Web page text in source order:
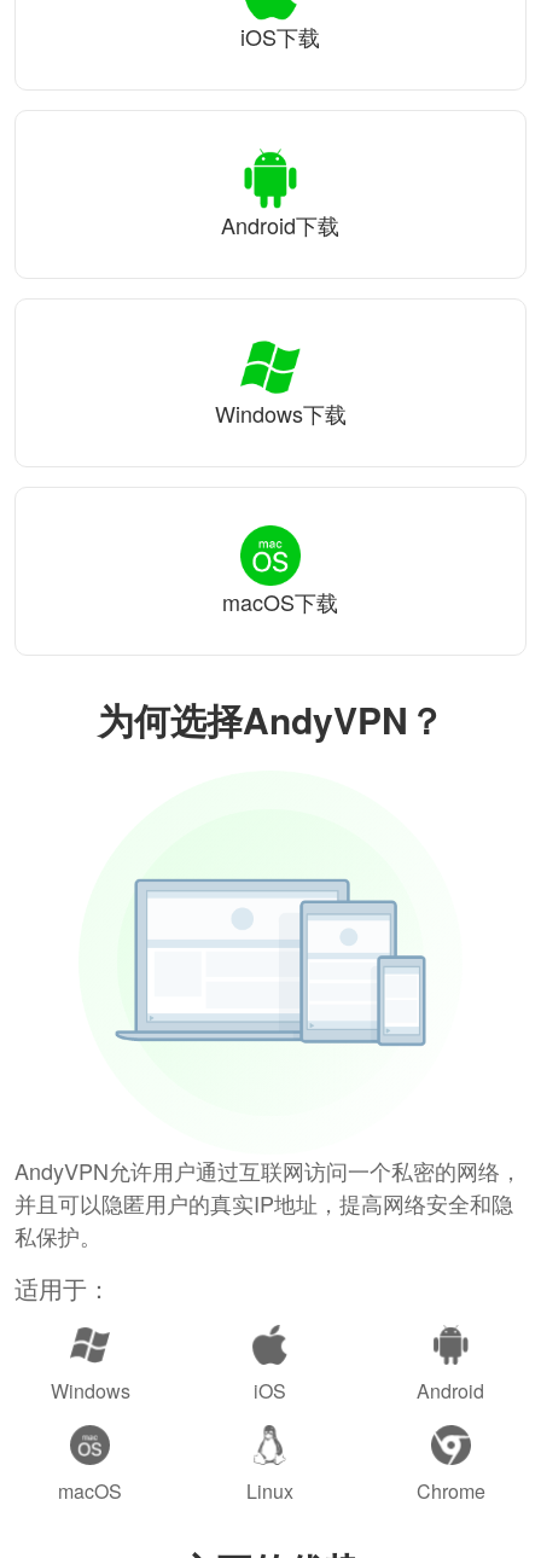
为何选择AndyVPN？
AndyVPN允许用户通过互联网访问一个私密的网络，
并且可以隐匿用户的真实IP地址，提高网络安全和隐
私保护。
适用于：
Windows iOS Android
macOS Linux Chrome
iOS下载
Android下载
Windows下载
macOS下载